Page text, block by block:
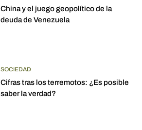
China y el juego geopolítico de la
deuda de Venezuela
SOCIEDAD
Cifras tras los terremotos: ¿Es posible
saber la verdad?